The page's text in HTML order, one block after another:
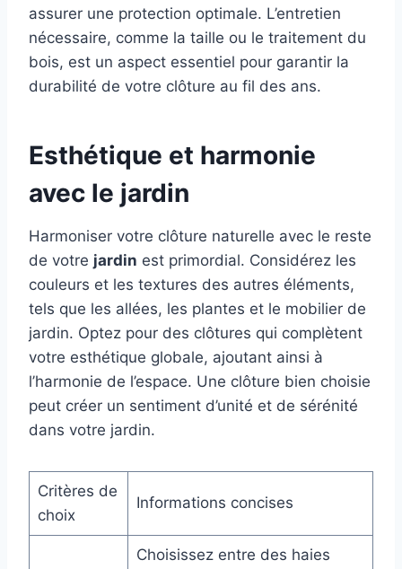
assurer une protection optimale. L’entretien
nécessaire, comme la taille ou le traitement du
bois, est un aspect essentiel pour garantir la
durabilité de votre clôture au fil des ans.
Esthétique et harmonie
avec le jardin
Harmoniser votre clôture naturelle avec le reste
de votre jardin est primordial. Considérez les
couleurs et les textures des autres éléments,
tels que les allées, les plantes et le mobilier de
jardin. Optez pour des clôtures qui complètent
votre esthétique globale, ajoutant ainsi à
l’harmonie de l’espace. Une clôture bien choisie
peut créer un sentiment d’unité et de sérénité
dans votre jardin.
Critères de
choix
Informations concises
Choisissez entre des haies